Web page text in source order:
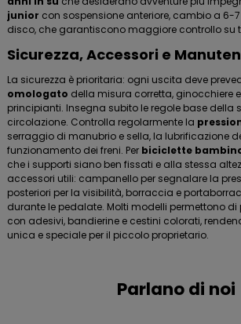
junior con sospensione anteriore, cambio a 6-
disco, che garantiscono maggiore controllo su
Sicurezza, Accessori e
La sicurezza è prioritaria: ogni uscita deve
omologato della misura corretta, ginocchiere
principianti. Insegna subito le regole base della
circolazione. Controlla regolarmente la
serraggio di manubrio e sella, la lubrificazione
funzionamento dei freni. Per biciclette
che i supporti siano ben fissati e alla stessa
accessori utili: campanello per segnalare la
posteriori per la visibilità, borraccia e
durante le pedalate. Molti modelli permettono di
con adesivi, bandierine e cestini colorati,
unica e speciale per il piccolo proprietario.
Parlano di noi